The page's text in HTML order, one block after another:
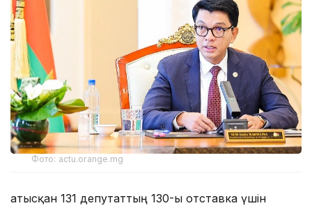
Фото: actu.orange.mg
Қатысқан 131 депутаттың 130-ы отставка үшін